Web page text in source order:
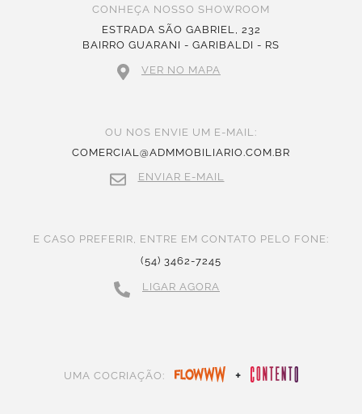
CONHEÇA NOSSO SHOWROOM
ESTRADA SÃO GABRIEL, 232
BAIRRO GUARANI - GARIBALDI - RS
VER NO MAPA
OU NOS ENVIE UM E-MAIL:
COMERCIAL@ADMMOBILIARIO.COM.BR
ENVIAR E-MAIL
E CASO PREFERIR, ENTRE EM CONTATO PELO FONE:
(54) 3462-7245
LIGAR AGORA
UMA COCRIAÇÃO: +